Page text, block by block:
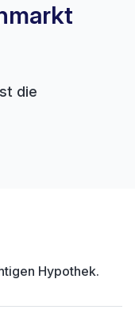
die
Hypothek.